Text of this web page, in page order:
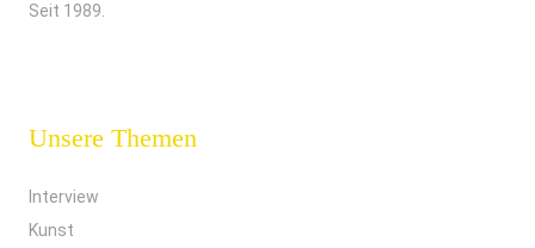
Seit 1989.
Unsere Themen
Interview
Kunst